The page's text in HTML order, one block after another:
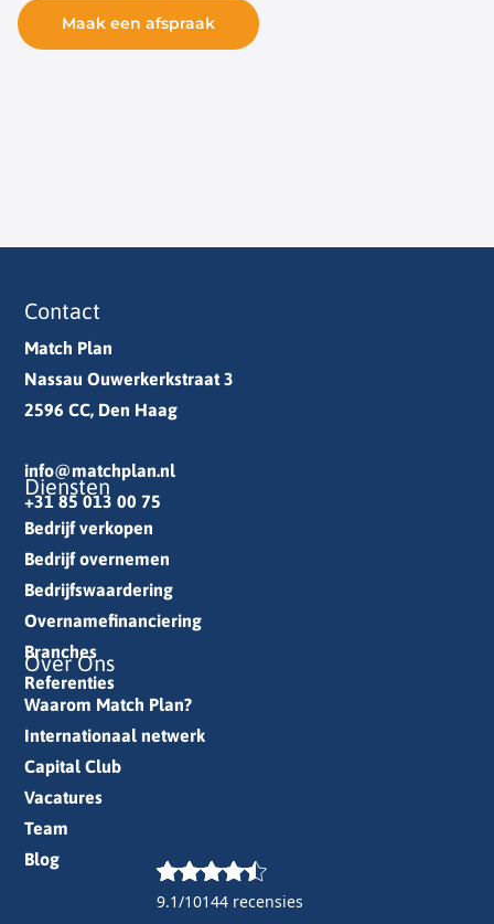
Maak een afspraak
9.1/10144 recensies
Contact
Match Plan
Nassau Ouwerkerkstraat 3
2596 CC, Den Haag
info@matchplan.nl
+31 85 013 00 75
Diensten
Bedrijf verkopen
Bedrijf overnemen
Bedrijfswaardering
Overnamefinanciering
Branches
Referenties
Over Ons
Waarom Match Plan?
Internationaal netwerk
Capital Club
Vacatures
Team
Blog